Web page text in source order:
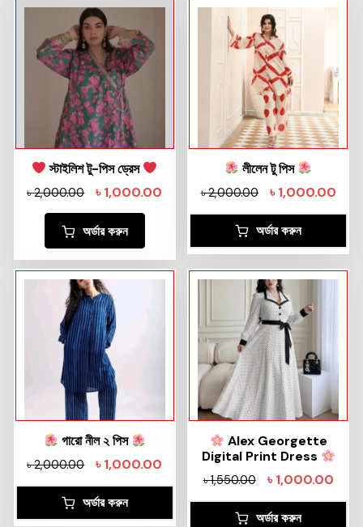
স্টাইলিশ টু-পিস ড্রেস
৳2,000.00 ৳1,000.00
অর্ডার করুন
লীলেন টু পিস
৳2,000.00 ৳1,000.00
অর্ডার করুন
গারো নীল ২ পিস
৳2,000.00 ৳1,000.00
অর্ডার করুন
Alex Georgette
Digital Print Dress
৳1,550.00 ৳1,000.00
অর্ডার করুন